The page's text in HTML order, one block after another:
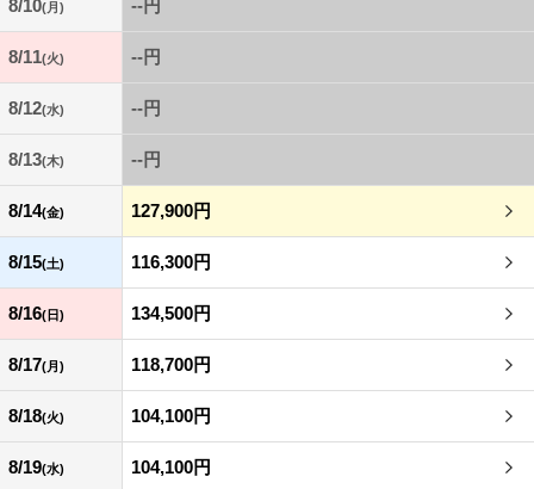
8/10(月) --円
8/11(火) --円
8/12(水) --円
8/13(木) --円
8/14(金) 127,900円
8/15(土) 116,300円
8/16(日) 134,500円
8/17(月) 118,700円
8/18(火) 104,100円
8/19(水) 104,100円